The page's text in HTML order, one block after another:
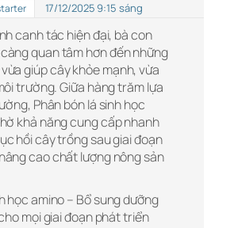
17/12/2025 9:15 sáng
canh tác hiện đại, bà con
quan tâm hơn đến những
giúp cây khỏe mạnh, vừa
trường. Giữa hàng trăm lựa
Phân bón lá sinh học
khả năng cung cấp nhanh
hồi cây trồng sau giai đoạn
cao chất lượng nông sản
học amino – Bổ sung dưỡng
mọi giai đoạn phát triển